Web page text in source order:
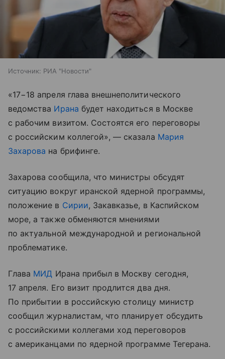
Источник: РИА "Новости"
«17−18 апреля глава внешнеполитического
ведомства Ирана будет находиться в Москве
с рабочим визитом. Состоятся его переговоры
с российским коллегой», — сказала Мария
Захарова на брифинге.
Захарова сообщила, что министры обсудят
ситуацию вокруг иранской ядерной программы,
положение в Сирии, Закавказье, в Каспийском
море, а также обменяются мнениями
по актуальной международной и региональной
проблематике.
Глава МИД Ирана прибыл в Москву сегодня,
17 апреля. Его визит продлится два дня.
По прибытии в российскую столицу министр
сообщил журналистам, что планирует обсудить
с российскими коллегами ход переговоров
с американцами по ядерной программе Тегерана.